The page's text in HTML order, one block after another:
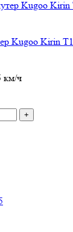
Kugoo Kirin T1
км/ч
+